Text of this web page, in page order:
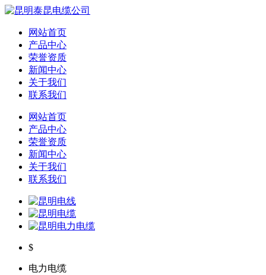
网站首页
产品中心
荣誉资质
新闻中心
关于我们
联系我们
网站首页
产品中心
荣誉资质
新闻中心
关于我们
联系我们
$
电力电缆